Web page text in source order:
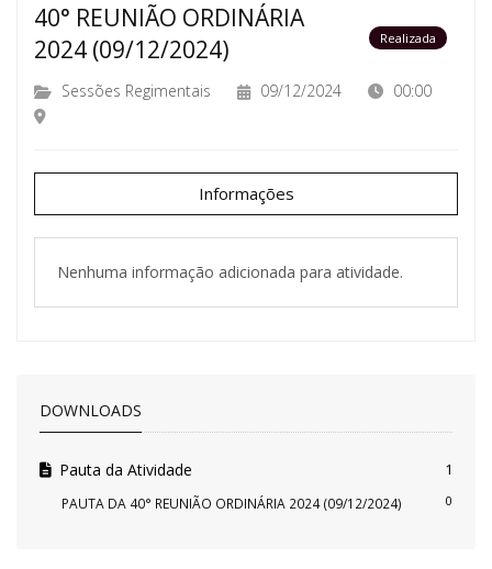
40° REUNIÃO ORDINÁRIA
2024 (09/12/2024)
Realizada
Sessões Regimentais 09/12/2024 00:00
Informações
Nenhuma informação adicionada para atividade.
DOWNLOADS
Pauta da Atividade 1
PAUTA DA 40° REUNIÃO ORDINÁRIA 2024 (09/12/2024) 0